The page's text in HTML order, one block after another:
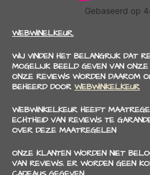
WEBWINELKEUR.
WIJ VINDEN HET BELANGRIJK DAT
MOGELIJK BEELD GEVEN VAN ONZE
ONZE REVIEWS WORDEN DAAROM
BEHEERD DOORWEBWINKELKEUR
WEBWINKELKEUR HEEFT
ECHTHEID VAN REVIEWS TE
OVER DEZE MAATREGELEN
ONZE KLANTEN WORDEN NIET
VAN REVIEWS. ER WORDEN GEEN
CADEAUS GEGEVEN.